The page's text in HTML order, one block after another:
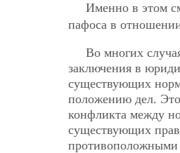
Именно в этом
пафоса в
Во многих
заключения в
существующих
положению дел.
конфликта между
существующих
противоположными